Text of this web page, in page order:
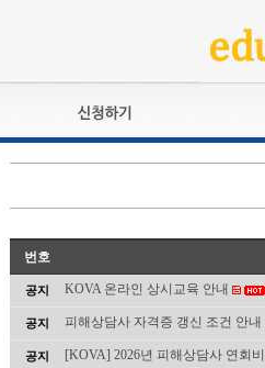
교육훈련
자격심사
자격복원
번호
공지 KOVA 온라인 상시교육 안내
공지 피해상담사 자격증 갱신 조건 안내
공지 [KOVA] 2026년 피해상담사 연회